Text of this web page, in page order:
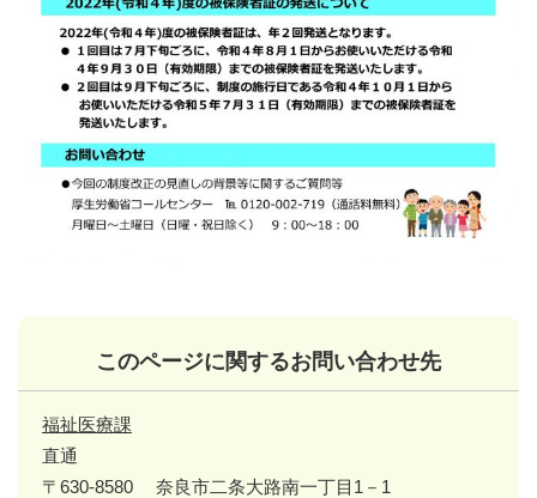
このページに関するお問い合わせ先
福祉医療課
直通
〒630-8580
奈良市二条大路南一丁目1－1